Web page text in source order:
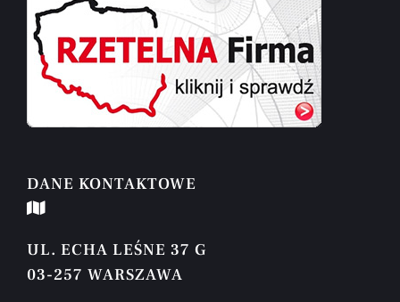
DANE KONTAKTOWE
UL. ECHA LEŚNE 37 G
03-257 WARSZAWA